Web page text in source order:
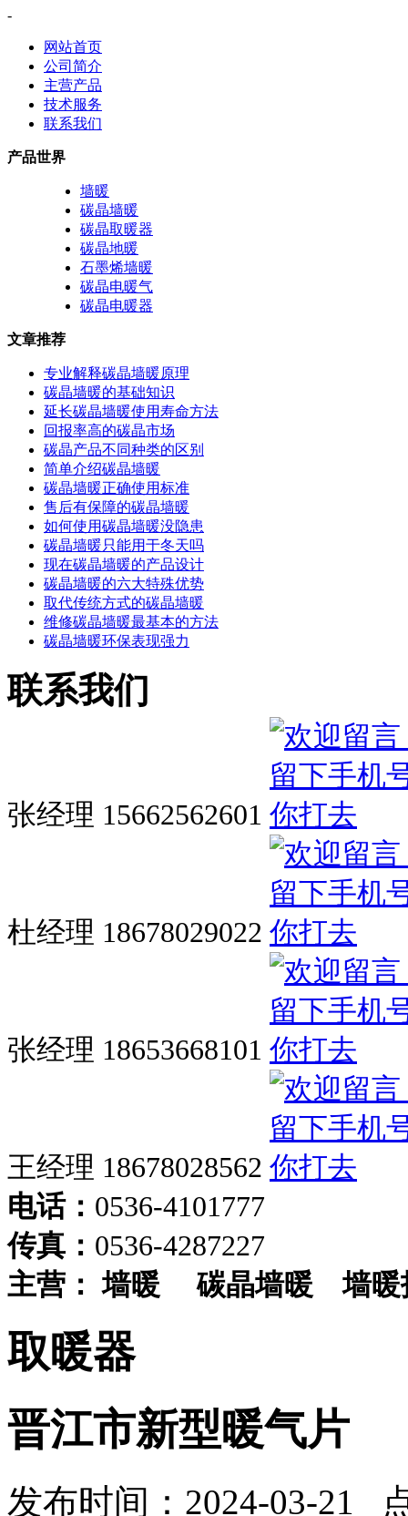
-
网站首页
公司简介
主营产品
技术服务
联系我们
产品世界
墙暖
碳晶墙暖
碳晶取暖器
碳晶地暖
石墨烯墙暖
碳晶电暖气
碳晶电暖器
文章推荐
专业解释碳晶墙暖原理
碳晶墙暖的基础知识
延长碳晶墙暖使用寿命方法
回报率高的碳晶市场
碳晶产品不同种类的区别
简单介绍碳晶墙暖
碳晶墙暖正确使用标准
售后有保障的碳晶墙暖
如何使用碳晶墙暖没隐患
碳晶墙暖只能用于冬天吗
现在碳晶墙暖的产品设计
碳晶墙暖的六大特殊优势
取代传统方式的碳晶墙暖
维修碳晶墙暖最基本的方法
碳晶墙暖环保表现强力
联系我们
张经理 15662562601
杜经理 18678029022
张经理 18653668101
王经理 18678028562
电话： 0536-4101777
传真： 0536-4287227
主营： 墙暖碳晶墙暖墙暖
取暖器
晋江市新型暖气片
发布时间：2024-03-21